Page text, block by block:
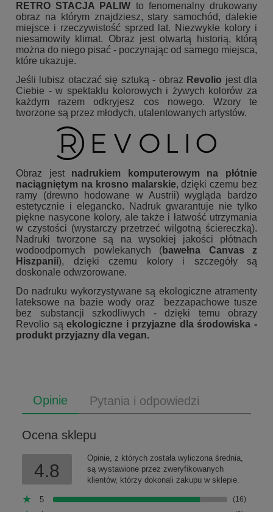
RETRO STACJA PALIW to fenomenalny drukowany
obraz na którym znajdziesz, stary samochód, dalekie
miejsce i rzeczywistość sprzed lat. Niezwykłe kolory i
niesamowity klimat. Obraz jest otwartą historią, którą
można do niego pisać - poczynając od samego miejsca,
które ukazuje.
Jeśli lubisz otaczać się sztuką - obraz Revolio jest dla
Ciebie - w spektaklu kolorowych i żywych kolorów za
każdym razem odkryjesz cos nowego. Wzory te
tworzone są przez młodych, utalentowanych artystów.
Obraz jest nadrukiem komputerowym na płótnie
naciągniętym na krosno malarskie, dzięki czemu bez
ramy (drewno hodowane w Austrii) wygląda bardzo
estetycznie i elegancko. Nadruk gwarantuje nie tylko
piękne nasycone kolory, ale także i łatwość utrzymania
w czystości (wystarczy przetrzeć wilgotną ściereczką).
Nadruki tworzone są na wysokiej jakości płótnach
wodoodpornych powlekanych (bawełna Canvas z
Hiszpanii), dzięki czemu kolory i szczegóły są
doskonale odwzorowane.
Do nadruku wykorzystywane są ekologiczne atramenty
lateksowe na bazie wody oraz bezzapachowe tusze
bez substancji szkodliwych - dzięki temu obrazy
Revolio są ekologiczne i przyjazne dla środowiska -
produkt przyjazny dla vegan.
Opinie Pytania i odpowiedzi
Ocena sklepu
4.8
Opinie, z których została wyliczona średnia,
są wystawione przez zweryfikowanych
klientów, którzy dokonali zakupu w sklepie.
5 (16)